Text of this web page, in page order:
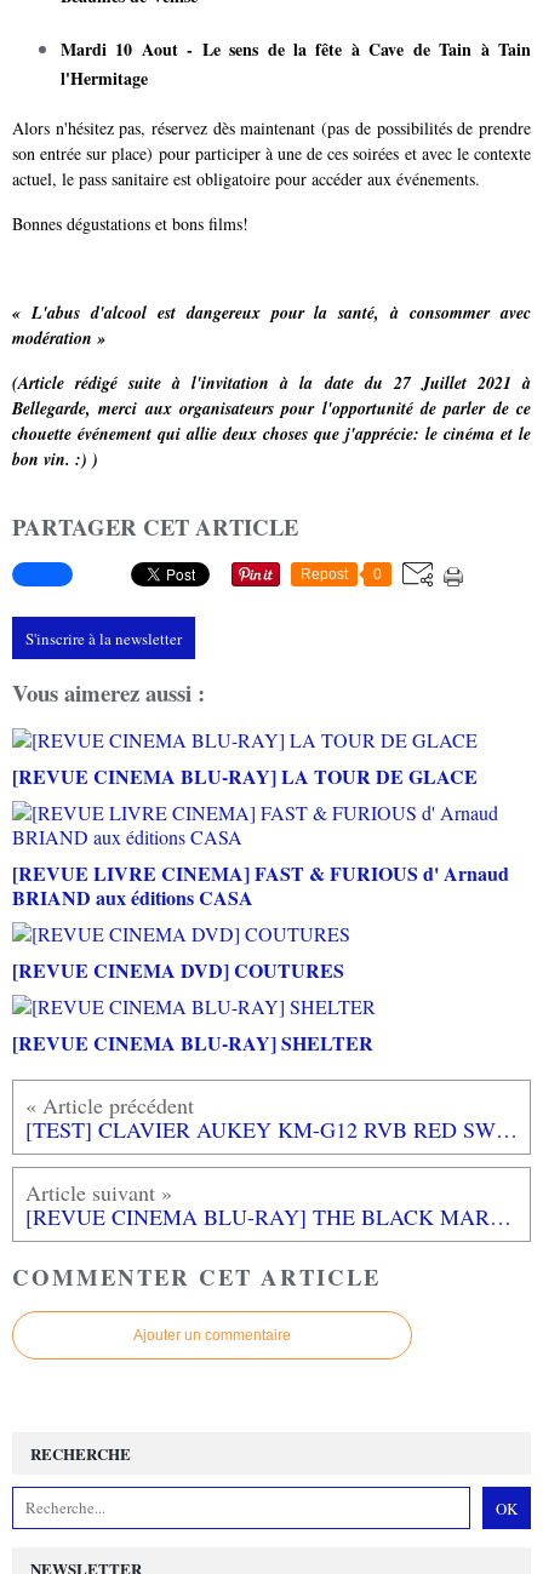
Mardi 10 Aout - Le sens de la fête àCave de Tain àTain
l'Hermitage
Alors n'hésitez pas, réservez dès maintenant (pas de possibilités de prendre
son entrée sur place) pour participer à une de ces soirées et avec le contexte
actuel, le pass sanitaire est obligatoire pour accéder aux événements.
Bonnes dégustations et bons films!
« L'abus d'alcool est dangereux pour la santé, à consommer avec
modération »
(Article rédigé suite à l'invitation à la date du 27 Juillet 2021 à
Bellegarde, merci aux organisateurs pour l'opportunité de parler de ce
chouette événement qui allie deux choses que j'apprécie: le cinéma et le
bon vin. :) )
PARTAGER CET ARTICLE
Repost 0
S'inscrire à la newsletter
Vous aimerez aussi :
[REVUE CINEMA BLU-RAY] LA TOUR DE GLACE
[REVUE LIVRE CINEMA] FAST & FURIOUS d' Arnaud
BRIAND aux éditions CASA
[REVUE CINEMA DVD] COUTURES
[REVUE CINEMA BLU-RAY] SHELTER
[TEST] CLAVIER AUKEY KM-G12 RVB RED SWITCH
[REVUE CINEMA BLU-RAY] THE BLACK MARBLE
COMMENTER CET ARTICLE
Ajouter un commentaire
NEWSLETTER
RECHERCHE